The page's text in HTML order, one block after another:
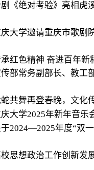
《绝对考验》亮相虎
大学邀请重庆市歌剧
红色精神 奋进百年新
部常务副部长、教工
共舞再登春晚，文化
大学2025年新年音乐
2024—2025年度“双
思想政治工作创新发